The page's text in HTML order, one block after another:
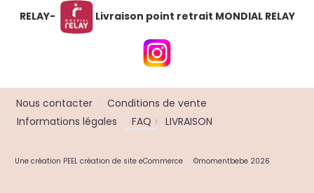
RELAY- Livraison point retrait MONDIAL RELAY
Nous contacter
Conditions de vente
Informations légales
FAQ LIVRAISON
Une création PEEL création de site eCommerce ©momentbebe 2026